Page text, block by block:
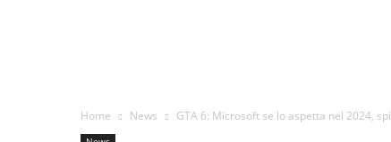
Home News GTA 6: Microsoft se lo aspetta nel 2024,